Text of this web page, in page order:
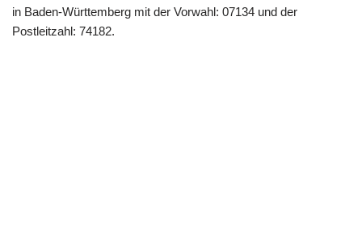
in Baden-Württemberg mit der Vorwahl: 07134 und der
Postleitzahl: 74182.